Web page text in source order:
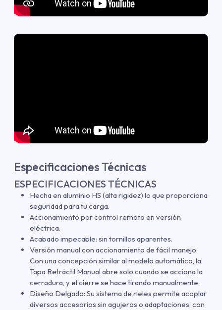
Especificaciones Técnicas
ESPECIFICACIONES TÉCNICAS
Hecha en aluminio HS (alta rigidez) lo que proporciona
seguridad para tu carga.
Accionamiento por control remoto en versión
eléctrica.
Acabado impecable: sin tornillos aparentes.
Versión manual con accionamiento de fácil manejo:
Con una concepción similar al modelo automático, la
Tapa Retráctil Manual abre solo cuando se acciona la
cerradura, y el cierre se hace tirando manualmente.
Diseño Delgado: Su sistema de rieles permite acoplar
diversos accesorios sin agujeros o adaptaciones, con